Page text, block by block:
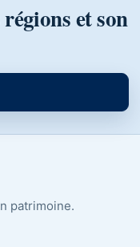
et son
patrimoine.